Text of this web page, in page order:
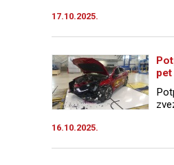
17.10.2025.
16.10.2025.